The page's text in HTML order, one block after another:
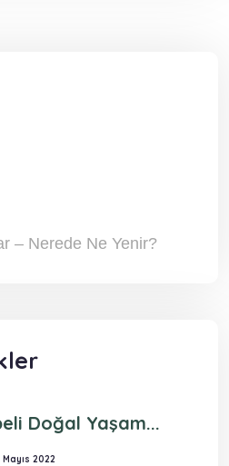
– Nerede Ne Yenir?
Doğal Yaşam...
2022